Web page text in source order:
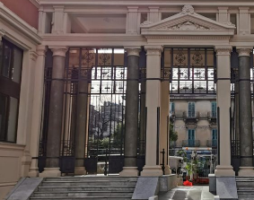
Attualità
Cronaca
Politica
Cultura
Lavoro